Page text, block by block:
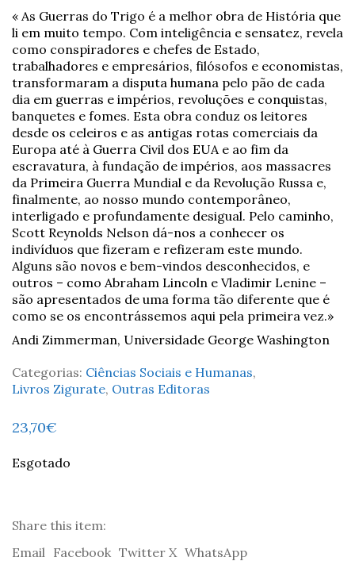
« As Guerras do Trigo é a melhor obra de História que
li em muito tempo. Com inteligência e sensatez, revela
como conspiradores e chefes de Estado,
trabalhadores e empresários, filósofos e economistas,
transformaram a disputa humana pelo pão de cada
dia em guerras e impérios, revoluções e conquistas,
banquetes e fomes. Esta obra conduz os leitores
desde os celeiros e as antigas rotas comerciais da
Europa até à Guerra Civil dos EUA e ao fim da
escravatura, à fundação de impérios, aos massacres
da Primeira Guerra Mundial e da Revolução Russa e,
finalmente, ao nosso mundo contemporâneo,
interligado e profundamente desigual. Pelo caminho,
Scott Reynolds Nelson dá-nos a conhecer os
indivíduos que fizeram e refizeram este mundo.
Alguns são novos e bem-vindos desconhecidos, e
outros – como Abraham Lincoln e Vladimir Lenine –
são apresentados de uma forma tão diferente que é
como se os encontrássemos aqui pela primeira vez.»
Andi Zimmerman, Universidade George Washington
Categorias: Ciências Sociais e Humanas,
Livros Zigurate, Outras Editoras
23,70€
Esgotado
Share this item:
Email Facebook Twitter X WhatsApp